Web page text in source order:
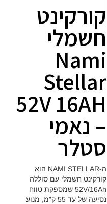
קורקינט
חשמלי
Nami
Stellar
52V 16AH
– נאמי
סטלר
ה-NAMI STELLAR הוא
קורקינט חשמלי עם סוללה
52V/16Ah שמספקת טווח
נסיעה של עד 55 ק”מ, מנוע